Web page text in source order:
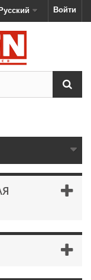
Войти
Русский